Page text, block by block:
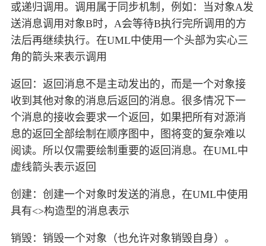
或递归调用。调用属于同步机制，例如：当对象A发
送消息调用对象B时，A会等待B执行完所调用的方
法后再继续执行。在UML中使用一个头部为实心三
角的箭头来表示调用
返回：返回消息不是主动发出的，而是一个对象接
收到其他对象的消息后返回的消息。很多情况下一
个消息的接收会要求一个返回，如果把所有对源消
息的返回全部绘制在顺序图中，图将变的复杂难以
阅读。所以仅需要绘制重要的返回消息。在UML中
虚线箭头表示返回
创建：创建一个对象时发送的消息，在UML中使用
具有<>构造型的消息表示
销毁：销毁一个对象（也允许对象销毁自身）。